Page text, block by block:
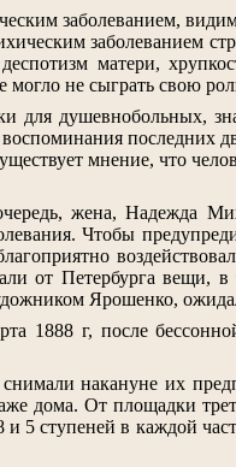
заболеванием,
заболеванием
матери,
могло не сыграть свою
для душевнобольных,
последних
мнение, что
жена, Надежда
Чтобы
от Петербурга вещи,
Ярошенко,
1888 г, после
накануне их
дома. От площадки
5 ступеней в каждой